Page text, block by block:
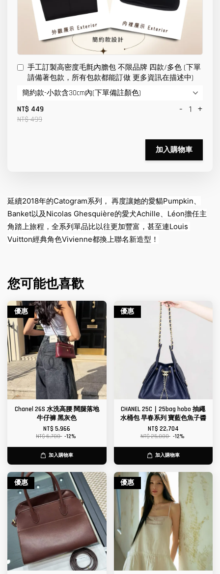
手工訂製高密度毛氈內膽包 不限品牌 四款/多色 (下單
請備著包款，所有包款都能訂做 更多資訊在描述中)
NT$ 449
NT$ 499
- +
加入購物車
延續2018年的Catogram系列， 再度讓她的愛貓Pumpkin、
Banket以及Nicolas Ghesquière的愛犬Achille、Léon擔任主
角踏上旅程，全系列單品比以往更加豐富，甚至連Louis
Vuitton經典角色Vivienne都換上聯名新造型！
您可能也喜歡
優惠
Chanel 26S 水洗高腰 闊腿落地
牛仔褲 黑灰色
NT$ 5,966
NT$ 6,780 -12%
加入購物車
優惠
CHANEL 25C｜25bag hobo 抽繩
水桶包 早春系列 寶藍色魚子醬
NT$ 22,704
NT$ 25,800 -12%
加入購物車
優惠 優惠